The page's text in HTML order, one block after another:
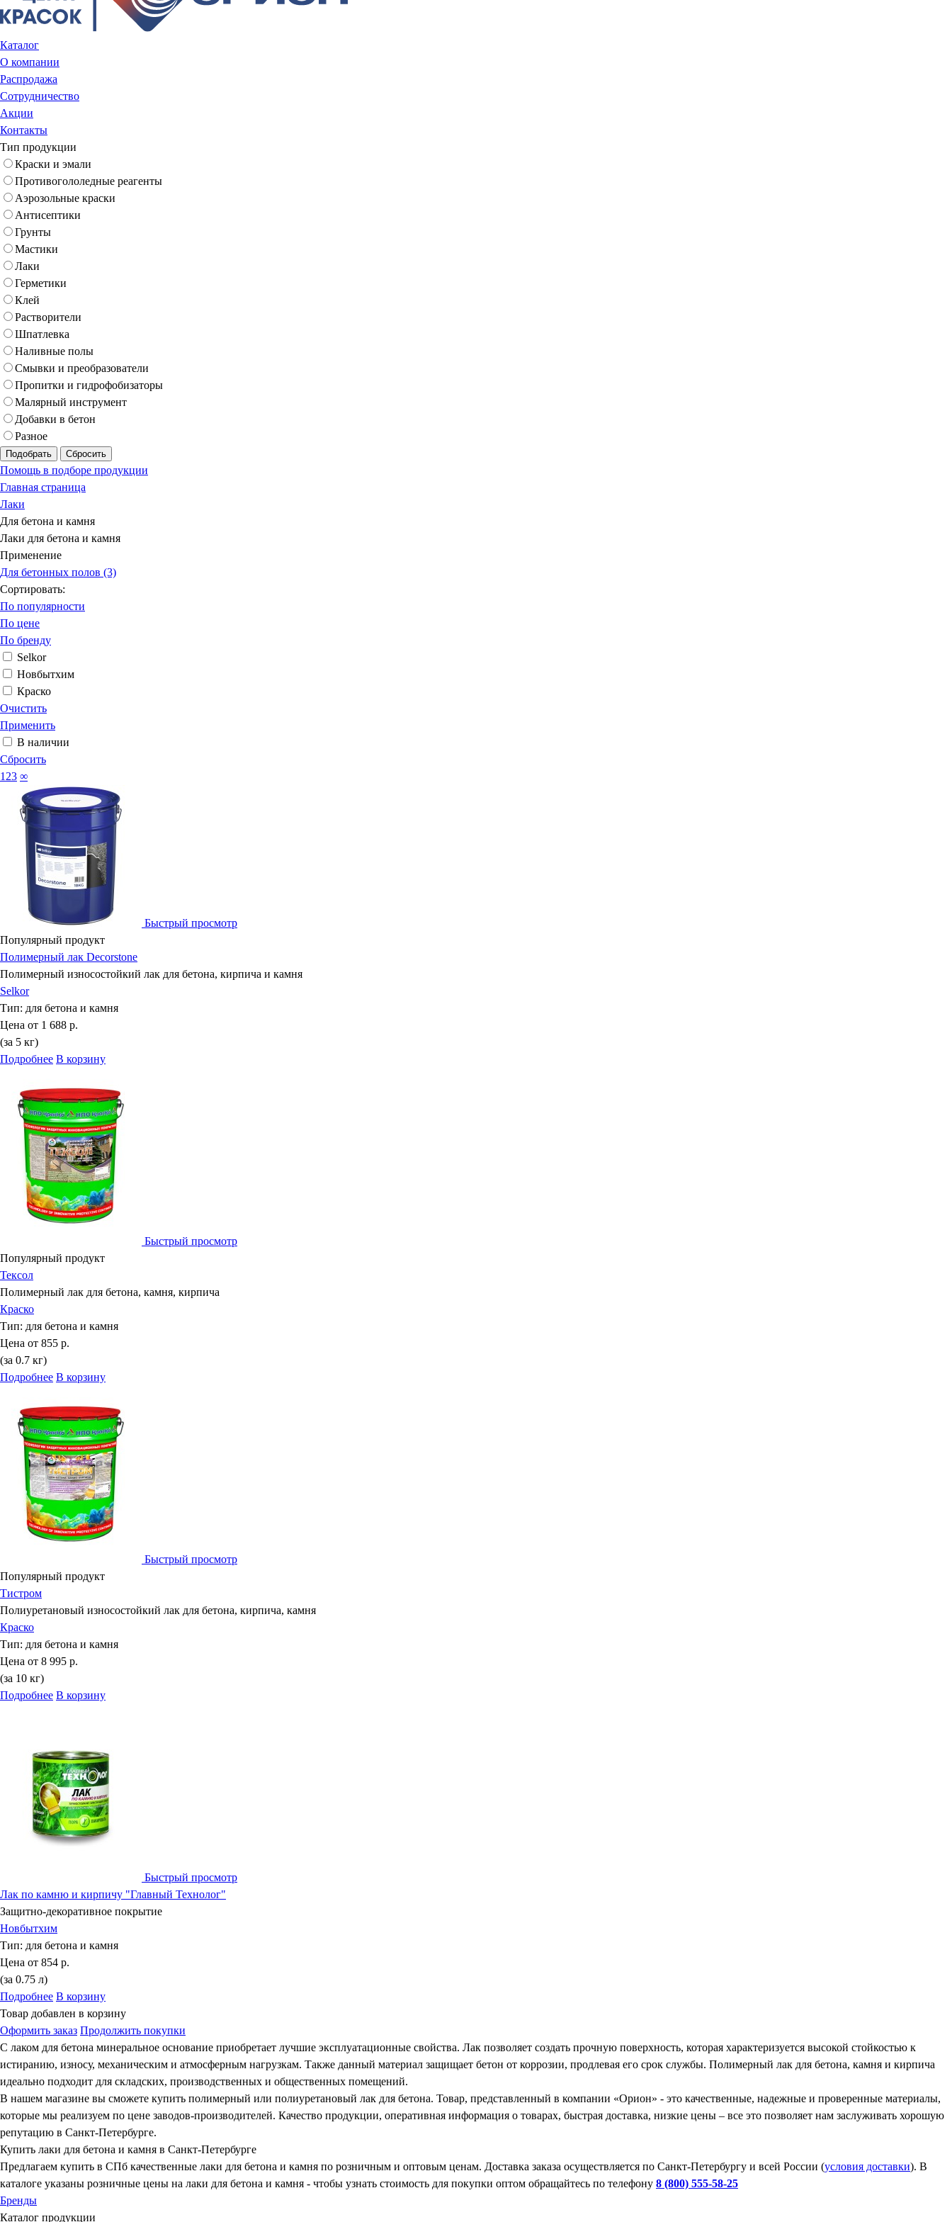
Каталог
О компании
Распродажа
Сотрудничество
Акции
Контакты
Тип продукции
Краски и эмали
Противогололедные реагенты
Аэрозольные краски
Антисептики
Грунты
Мастики
Лаки
Герметики
Клей
Растворители
Шпатлевка
Наливные полы
Смывки и преобразователи
Пропитки и гидрофобизаторы
Малярный инструмент
Добавки в бетон
Разное
Подобрать Сбросить
Помощь в подборе продукции
Главная страница
Лаки
Для бетона и камня
Лаки для бетона и камня
Применение
Для бетонных полов (3)
Сортировать:
По популярности
По цене
По бренду
Selkor
Новбытхим
Краско
Очистить
Применить
В наличии
Сбросить
123 ∞
Быстрый просмотр
Популярный продукт
Полимерный лак Decorstone
Полимерный износостойкий лак для бетона, кирпича и камня
Selkor
Тип: для бетона и камня
Цена от 1 688 р.
(за 5 кг)
Подробнее В корзину
Быстрый просмотр
Популярный продукт
Тексол
Полимерный лак для бетона, камня, кирпича
Краско
Тип: для бетона и камня
Цена от 855 р.
(за 0.7 кг)
Подробнее В корзину
Быстрый просмотр
Популярный продукт
Тистром
Полиуретановый износостойкий лак для бетона, кирпича, камня
Краско
Тип: для бетона и камня
Цена от 8 995 р.
(за 10 кг)
Подробнее В корзину
Быстрый просмотр
Лак по камню и кирпичу "Главный Технолог"
Защитно-декоративное покрытие
Новбытхим
Тип: для бетона и камня
Цена от 854 р.
(за 0.75 л)
Подробнее В корзину
Товар добавлен в корзину
Оформить заказ Продолжить покупки
С лаком для бетона минеральное основание приобретает лучшие эксплуатационные свойства. Лак позволяет создать прочную поверхность, которая характеризуется высокой стойкостью к
истиранию, износу, механическим и атмосферным нагрузкам. Также данный материал защищает бетон от коррозии, продлевая его срок службы. Полимерный лак для бетона, камня и кирпича
идеально подходит для складских, производственных и общественных помещений.
В нашем магазине вы сможете купить полимерный или полиуретановый лак для бетона. Товар, представленный в компании «Орион» - это качественные, надежные и проверенные материалы,
которые мы реализуем по цене заводов-производителей. Качество продукции, оперативная информация о товарах, быстрая доставка, низкие цены – все это позволяет нам заслуживать хорошую
репутацию в Санкт-Петербурге.
Купить лаки для бетона и камня в Санкт-Петербурге
Предлагаем купить в СПб качественные лаки для бетона и камня по розничным и оптовым ценам. Доставка заказа осуществляется по Санкт-Петербургу и всей России (условия доставки). В
каталоге указаны розничные цены на лаки для бетона и камня - чтобы узнать стоимость для покупки оптом обращайтесь по телефону 8 (800) 555-58-25
Бренды
Каталог продукции